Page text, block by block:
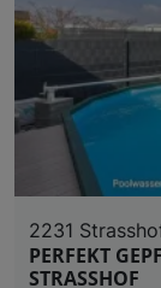
2231
PERFEKT
STRASSHOF